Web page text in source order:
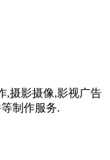
,摄影摄像,影视广告
制作服务.